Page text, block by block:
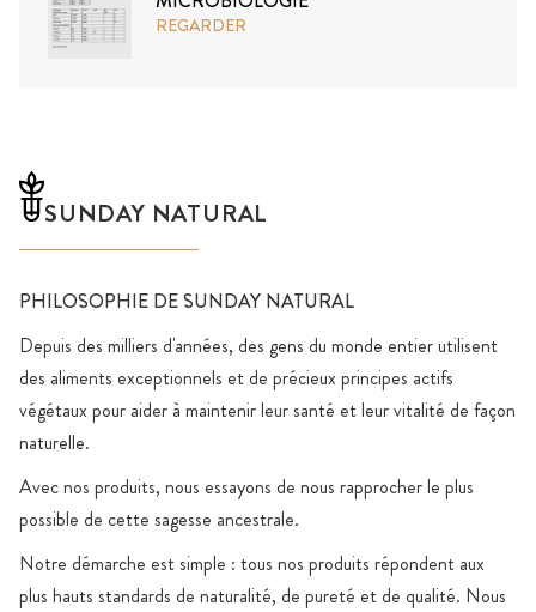
REGARDER
SUNDAY NATURAL
PHILOSOPHIE DE SUNDAY NATURAL
Depuis des milliers d'années, des gens du monde entier utilisent
des aliments exceptionnels et de précieux principes actifs
végétaux pour aider à maintenir leur santé et leur vitalité de façon
naturelle.
Avec nos produits, nous essayons de nous rapprocher le plus
possible de cette sagesse ancestrale.
Notre démarche est simple : tous nos produits répondent aux
plus hauts standards de naturalité, de pureté et de qualité. Nous